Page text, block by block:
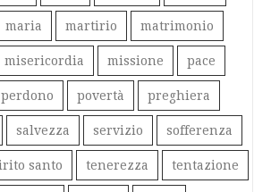
maria martirio matrimonio
misericordia missione pace
perdono povertà preghiera
salvezza servizio sofferenza
santo tenerezza tentazione